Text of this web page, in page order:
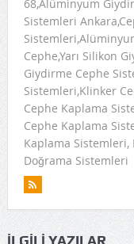
68,Alüminyum
Sistemleri
Cephe,Yarı Silikon
Giydirme Cephe
Sistemleri,Klinker
Cephe Kaplama
Cephe Kaplama
Kaplama Sistemleri,
Doğrama Sistemleri